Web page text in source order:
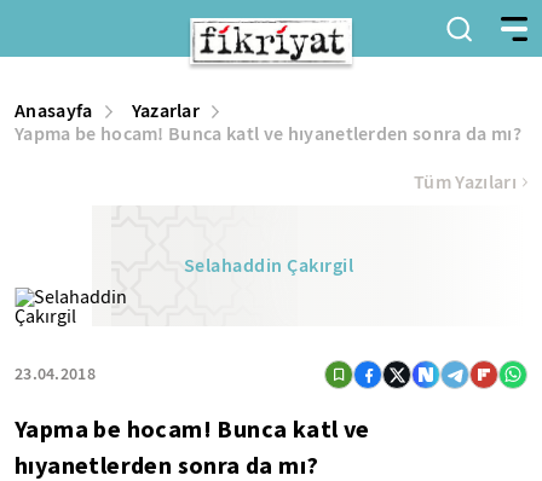
Anasayfa
Yazarlar
Yapma be hocam! Bunca katl ve hıyanetlerden sonra da mı?
Selahaddin Çakırgil
23.04.2018
Tüm Yazıları
Yapma be hocam! Bunca katl ve
hıyanetlerden sonra da mı?